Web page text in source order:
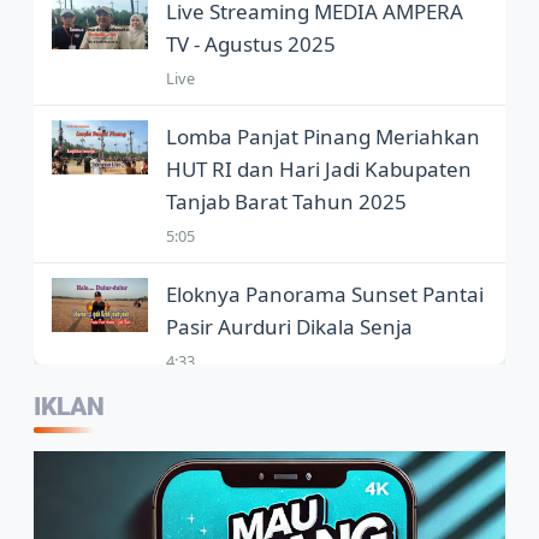
Live Streaming MEDIA AMPERA
TV - Agustus 2025
Live
Lomba Panjat Pinang Meriahkan
HUT RI dan Hari Jadi Kabupaten
Tanjab Barat Tahun 2025
5:05
Eloknya Panorama Sunset Pantai
Pasir Aurduri Dikala Senja
4:33
Wartawan Jadi Garda Terdepan
Penggunaan Bahasa Indonesia
2:07
IKLAN